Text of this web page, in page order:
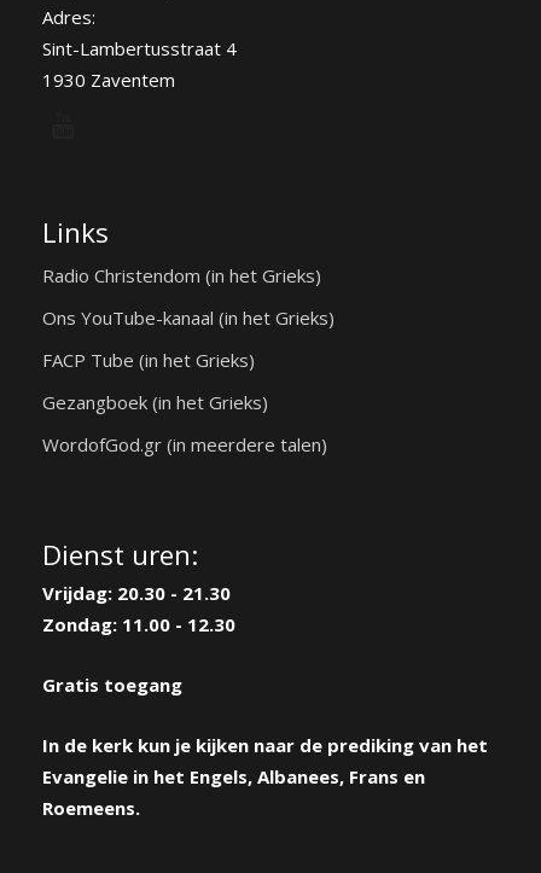
Adres:
Sint-Lambertusstraat 4
1930 Zaventem
Links
Radio Christendom (in het Grieks)
Ons YouTube-kanaal (in het Grieks)
FACP Tube (in het Grieks)
Gezangboek (in het Grieks)
WordofGod.gr (in meerdere talen)
Dienst uren:
Vrijdag: 20.30 - 21.30
Zondag: 11.00 - 12.30
Gratis toegang
In de kerk kun je kijken naar de prediking van het
Evangelie in het Engels, Albanees, Frans en
Roemeens.